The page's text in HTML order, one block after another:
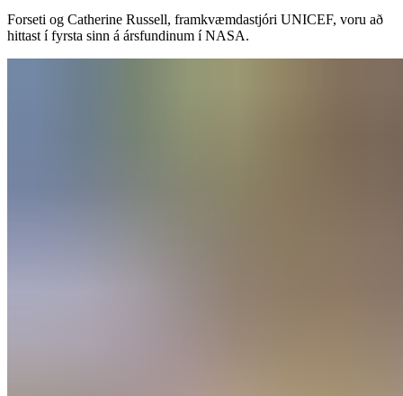
Forseti og Catherine Russell, framkvæmdastjóri UNICEF, voru að
hittast í fyrsta sinn á ársfundinum í NASA.​​​​‌ ‍ ​‍​‍‌‍ ‌ ​‍‌‍‍‌‌‍‌ ‌‍‍‌‌‍ ‍​‍​‍​ ‍‍​‍​‍‌ ​ ‌‍​‌‌‍ ‍‌‍‍‌‌ ‌​‌ ‍‌​‍ ‍‌‍‍‌‌‍ ​‍​‍​‍ ​​‍​‍‌‍‍​‌ ​‍‌‍‌‌‌‍‌‍​‍​‍​ ‍‍​‍​‍‌‍‍​‌ ‌​‌ ‌​‌ ​​‌ ​ ​‍ ​‍ ‌‍‌‍‌‍ ‌ ​‍‌ ​ ‌‍‌‌‌ ‌​‌‍‍‌​‍ ‌‌‍‍‌‌ ​ ‌‍ ​‌‍​‌‌‍ ‍‌‍‌​‌ ​ ​‍ ‍‌ ‌‍‌‍‌‌‌ ​‍‌‍​ ‌‍‌‌‌‍ ​​‍ ‍‌‍​‌‌ ​​‌ ​​​‍ ‌ ​ ‌ ‌​‌ ‌‌‌‍‌​‌‍‍‌‌‍ ​‍ ‌‍‍‌‌‍ ‍‌ ‌​‌‍‌‌‌‍ ‍‌ ‌​​‍ ‌‍‌‌‌‍‌​‌‍‍‌‌ ‌​​‍ ‌‍ ‌‌‍ ‌‍‌​‌‍‌‌​ ‌‌ ​​‌ ​‍‌‍‌‌‌ ​ ‌‍‌‌‌‍ ‍‌ ‌​‌‍​‌‌ ‌​‌‍‍‌‌‍ ‌‍ ‍​ ‍ ‌‍‍‌‌‍‌​​ ‌​ ‌‍‌‍‌‍​ ‍‌​ ‍‌‌‍‌‌​ ‌ ‌‍​‍‌‍​‌​‍ ‌​ ​ ‌‍‌​‌‍‌​​ ‍‌​‍ ‌​ ‌​‌‍​ ​ ‍‌‌‍‌​​‍ ‌​ ‍​‌‍‌‍‌‍‌‌​ ‌ ​‍ ‌​ ‌​​ ​​‌‍‌‍​ ​ ‌‍​ ‌‍‌​​ ‍​​ ‌ ​ ‍​​ ‍​‌‍‌‌​ ​​​ ‍ ‌ ‌​‌ ‍‌‌ ​​‌‍‌‌​ ‌‌‍ ‍‌‍‌‌‌ ‌ ‌ ​ ​ ‍ ‌ ​​‌‍​‌‌ ‌​‌‍‍​​ ‌‌ ​​‌‍​‌‌‍‌ ‌‍‌‌‌​​‍‌ ‌‌‌‍‍‌‌‍ ​‌‍‌​‌‍‌‌‌ ​‍​‍‌‌​ ‌‌‌​​‍‌‌ ‌‍‍ ‌‍‌‌‌ ‍‌​‍‌‌​ ​ ‌​‌​​‍‌‌​ ​ ‌​‌​​‍‌‌​ ​‍​ ​‍​ ​​​ ‌​‌‍‌‍​ ‍‌‌‍​‍​ ‌‌​ ‍‌​ ‌‌‌‍​‍​ ‌​‌‍‌‌​ ​ ​‍‌‌​ ​‍​ ​‍​‍‌‌​ ‌‌‌​‌​​‍ ‍‌‍‍‌‌‍ ‌‌‍​‌‌‍‌ ‌‍‌‌‌ ​ ​‍‌‌​ ‌‌‌​​‍‌‌ ‌‍‍ ‌‍‌‌‌ ‍‌​‍‌‌​ ​ ‌​‌​​‍‌‌​ ​ ‌​‌​​‍‌‌​ ​‍​ ​‍‌‍‌​​ ‍​‌‍​ ​ ​ ​ ​‌‌‍‌‍​ ​‌​ ​‌​ ‍‌​ ‌‍‌‍​‍​ ‌‌​‍‌‌​ ​‍​ ​‍​‍‌‌​ ‌‌‌​‌​​‍ ‍‌‍​ ‌‍​‌‌ ​​‌ ‌​‌‍‍‌‌‍ ‌‍ ‍​ ‌‍​‍‌‍​‌‌ ​ ‌‍‌‌‌‌‌‌‌ ​‍‌‍ ​​ ‌‌‍‍​‌ ‌​‌ ‌​‌ ​​‌ ​ ​‍‌‌​ ​‍‌​‌‍​‍‌‌​ ​‍‌​‌‍‌‍‌‍‌‍ ‌ ​‍‌ ​ ‌‍‌‌‌ ‌​‌‍‍‌​‍ ‌‌‍‍‌‌ ​ ‌‍ ​‌‍​‌‌‍ ‍‌‍‌​‌ ​ ​‍ ‍‌ ‌‍‌‍‌‌‌ ​‍‌‍​ ‌‍‌‌‌‍ ​​‍ ‍‌‍​‌‌ ​​‌ ​​​‍‌‌​ ​‍‌​‌‍‌ ​ ‌ ‌​‌ ‌‌‌‍‌​‌‍‍‌‌‍ ​‍‌‍‌‍‍‌‌‍‌​​ ‌​ ‌‍‌‍‌‍​ ‍‌​ ‍‌‌‍‌‌​ ‌ ‌‍​‍‌‍​‌​‍ ‌​ ​ ‌‍‌​‌‍‌​​ ‍‌​‍ ‌​ ‌​‌‍​ ​ ‍‌‌‍‌​​‍ ‌​ ‍​‌‍‌‍‌‍‌‌​ ‌ ​‍ ‌​ ‌​​ ​​‌‍‌‍​ ​ ‌‍​ ‌‍‌​​ ‍​​ ‌ ​ ‍​​ ‍​‌‍‌‌​ ​​​‍‌‍‌ ‌​‌ ‍‌‌ ​​‌‍‌‌​ ‌‌‍ ‍‌‍‌‌‌ ‌ ‌ ​ ​‍‌‍‌ ​​‌‍​‌‌ ‌​‌‍‍​​ ‌‌ ​​‌‍​‌‌‍‌ ‌‍‌‌‌​​‍‌ ‌‌‌‍‍‌‌‍ ​‌‍‌​‌‍‌‌‌ ​‍​‍‌‌​ ‌‌‌​​‍‌‌ ‌‍‍ ‌‍‌‌‌ ‍‌​‍‌‌​ ​ ‌​‌​​‍‌‌​ ​ ‌​‌​​‍‌‌​ ​‍​ ​‍​ ​​​ ‌​‌‍‌‍​ ‍‌‌‍​‍​ ‌‌​ ‍‌​ ‌‌‌‍​‍​ ‌​‌‍‌‌​ ​ ​‍‌‌​ ​‍​ ​‍​‍‌‌​ ‌‌‌​‌​​‍ ‍‌‍‍‌‌‍ ‌‌‍​‌‌‍‌ ‌‍‌‌‌ ​ ​‍‌‌​ ‌‌‌​​‍‌‌ ‌‍‍ ‌‍‌‌‌ ‍‌​‍‌‌​ ​ ‌​‌​​‍‌‌​ ​ ‌​‌​​‍‌‌​ ​‍​ ​‍‌‍‌​​ ‍​‌‍​ ​ ​ ​ ​‌‌‍‌‍​ ​‌​ ​‌​ ‍‌​ ‌‍‌‍​‍​ ‌‌​‍‌‌​ ​‍​ ​‍​‍‌‌​ ‌‌‌​‌​​‍ ‍‌‍​ ‌‍​‌‌ ​​‌ ‌​‌‍‍‌‌‍ ‌‍ ‍​‍‌‍‌ ​​‌‍‌‌‌ ​‍‌ ​ ‌ ​​‌‍‌‌‌‍​ ‌ ‌​‌‍‍‌‌ ‌‍‌‍‌‌​ ‌‌ ​​‌ ‌‌‌‍​‍‌‍ ​‌‍‍‌‌ ​ ‌‍‍​‌‍‌‌‌‍‌​​‍​‍‌ ‌